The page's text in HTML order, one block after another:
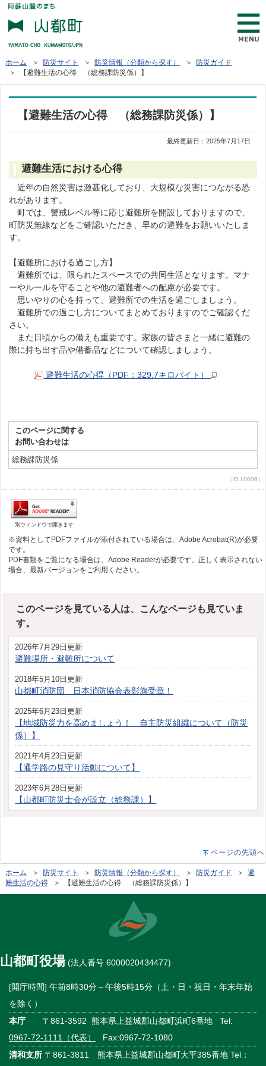
ホーム ＞防災サイト ＞防災情報（分類から探す） ＞防災ガイド
＞ 【避難生活の心得 （総務課防災係）】
【避難生活の心得 （総務課防災係）】
最終更新日：2025年7月17日
避難生活における心得
近年の自然災害は激甚化しており、大規模な災害につながる恐
れがあります。
町では、警戒レベル等に応じ避難所を開設しておりますので、
町防災無線などをご確認いただき、早めの避難をお願いいたしま
す。
【避難所における過ごし方】
避難所では、限られたスペースでの共同生活となります。マナ
ーやルールを守ることや他の避難者への配慮が必要です。
思いやりの心を持って、避難所での生活を過ごしましょう。
避難所での過ごし方についてまとめておりますのでご確認くだ
さい。
また日頃からの備えも重要です。家族の皆さまと一緒に避難の
際に持ち出す品や備蓄品などについて確認しましょう。
避難生活の心得（PDF：329.7キロバイト）
このページに関する
お問い合わせは
総務課防災係
（ID:10006）
別ウィンドウで開きます
※資料としてPDFファイルが添付されている場合は、Adobe Acrobat(R)が必要
です。
PDF書類をご覧になる場合は、Adobe Readerが必要です。正しく表示されない
場合、最新バージョンをご利用ください。
このページを見ている人は、こんなページも見ていま
す。
2026年7月29日更新
避難場所・避難所について
2018年5月10日更新
山都町消防団 日本消防協会表彰旗受章！
2025年6月23日更新
【地域防災力を高めましょう！ 自主防災組織について（防災
係）】
2021年4月23日更新
【通学路の見守り活動について】
2023年6月28日更新
【山都町防災士会が設立（総務課）】
ページの先頭へ
ホーム ＞防災サイト ＞防災情報（分類から探す） ＞防災ガイド ＞避
難生活の心得 ＞ 【避難生活の心得 （総務課防災係）】
山都町役場(法人番号 6000020434477)
[開庁時間] 午前8時30分～午後5時15分（土・日・祝日・年末年始
を除く）
本庁 〒861-3592 熊本県上益城郡山都町浜町6番地 Tel:
0967-72-1111（代表）
Fax:0967-72-1080
清和支所 〒861-3811 熊本県上益城郡山都町大平385番地 Tel：